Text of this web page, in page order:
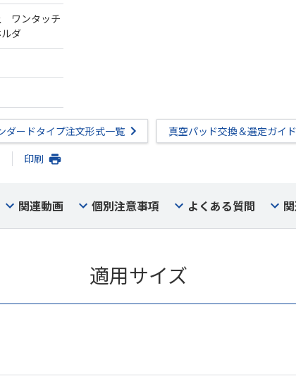
ワンタッチ
ダ
ダードタイプ注文形式一覧
真空パッド交換＆選定ガイド
印刷
関連動画 個別注意事項 よくある質問
適用サイズ